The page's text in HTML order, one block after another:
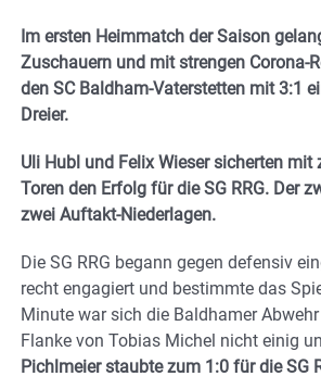
Im ersten Heimmatch der Saison
Zuschauern und mit strengen Corona-
den SC Baldham-Vaterstetten mit 3:1
Dreier.
Uli Hubl und Felix Wieser sicherten mit
Toren den Erfolg für die SG RRG. Der
zwei Auftakt-Niederlagen.
Die SG RRG begann gegen defensiv
recht engagiert und bestimmte das
Minute war sich die Baldhamer
Flanke von Tobias Michel nicht einig
Pichlmeier staubte zum 1:0 für die SG